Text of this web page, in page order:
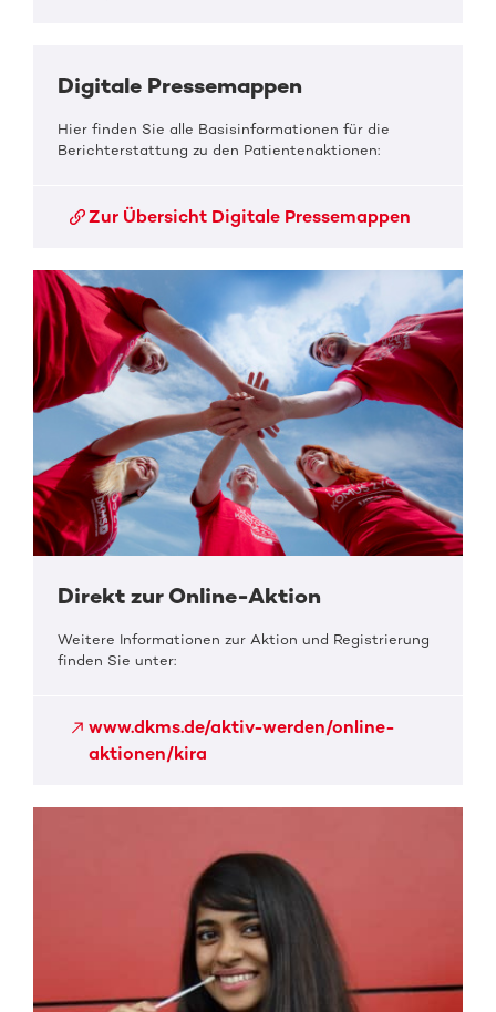
Digitale Pressemappen
Hier finden Sie alle Basisinformationen für die
Berichterstattung zu den Patientenaktionen:
Zur Übersicht Digitale Pressemappen
Direkt zur Online-Aktion
Weitere Informationen zur Aktion und Registrierung
finden Sie unter:
www.dkms.de/aktiv-werden/online-
aktionen/kira